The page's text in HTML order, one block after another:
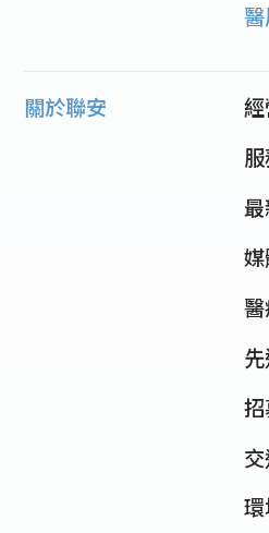
關於聯安